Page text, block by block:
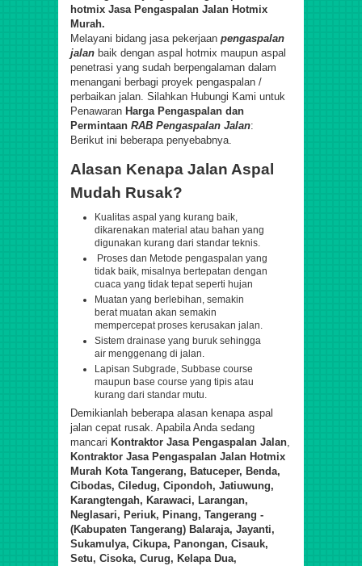
hotmix Jasa Pengaspalan Jalan Hotmix
Murah.
Melayani bidang jasa pekerjaan pengaspalan
jalan baik dengan aspal hotmix maupun aspal
penetrasi yang sudah berpengalaman dalam
menangani berbagi proyek pengaspalan /
perbaikan jalan. Silahkan Hubungi Kami untuk
Penawaran Harga Pengaspalan dan
Permintaan RAB Pengaspalan Jalan:
Berikut ini beberapa penyebabnya.
Alasan Kenapa Jalan Aspal
Mudah Rusak?
Kualitas aspal yang kurang baik,
dikarenakan material atau bahan yang
digunakan kurang dari standar teknis.
Proses dan Metode pengaspalan yang
tidak baik, misalnya bertepatan dengan
cuaca yang tidak tepat seperti hujan
Muatan yang berlebihan, semakin
berat muatan akan semakin
mempercepat proses kerusakan jalan.
Sistem drainase yang buruk sehingga
air menggenang di jalan.
Lapisan Subgrade, Subbase course
maupun base course yang tipis atau
kurang dari standar mutu.
Demikianlah beberapa alasan kenapa aspal
jalan cepat rusak. Apabila Anda sedang
mancari Kontraktor Jasa Pengaspalan Jalan,
Kontraktor Jasa Pengaspalan Jalan Hotmix
Murah Kota Tangerang, Batuceper, Benda,
Cibodas, Ciledug, Cipondoh, Jatiuwung,
Karangtengah, Karawaci, Larangan,
Neglasari, Periuk, Pinang, Tangerang -
(Kabupaten Tangerang) Balaraja, Jayanti,
Sukamulya, Cikupa, Panongan, Cisauk,
Setu, Cisoka, Curug, Kelapa Dua,